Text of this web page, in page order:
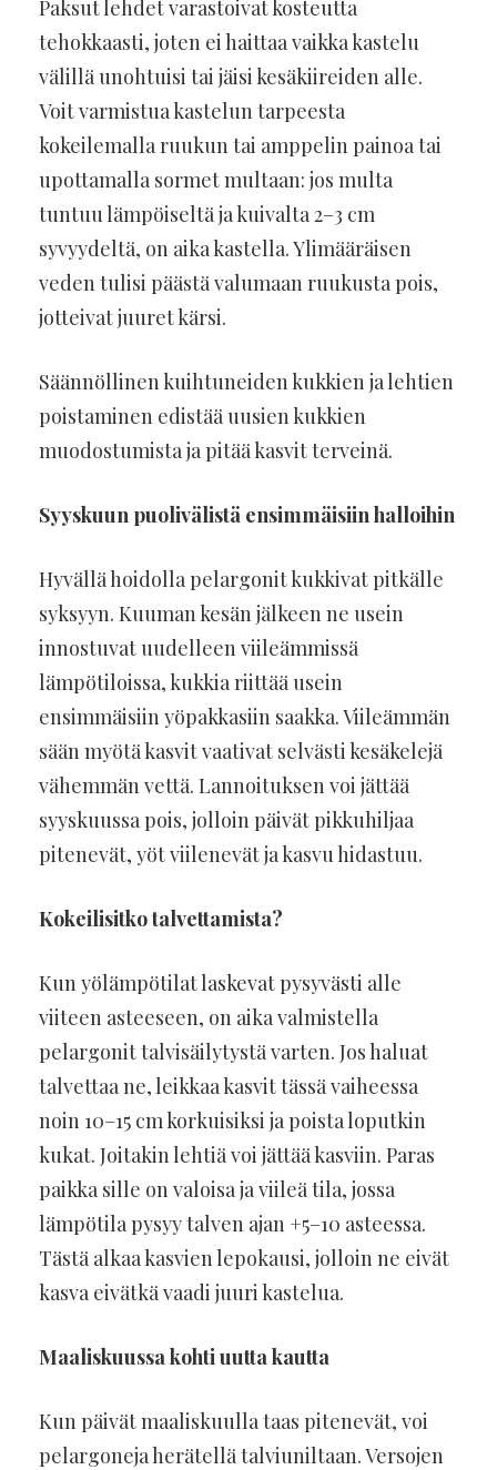
Paksut lehdet varastoivat kosteutta
tehokkaasti, joten ei haittaa vaikka kastelu
välillä unohtuisi tai jäisi kesäkiireiden alle.
Voit varmistua kastelun tarpeesta
kokeilemalla ruukun tai amppelin painoa tai
upottamalla sormet multaan: jos multa
tuntuu lämpöiseltä ja kuivalta 2–3 cm
syvyydeltä, on aika kastella. Ylimääräisen
veden tulisi päästä valumaan ruukusta pois,
jotteivat juuret kärsi.
Säännöllinen kuihtuneiden kukkien ja lehtien
poistaminen edistää uusien kukkien
muodostumista ja pitää kasvit terveinä.
Syyskuun puolivälistä ensimmäisiin halloihin
Hyvällä hoidolla pelargonit kukkivat pitkälle
syksyyn. Kuuman kesän jälkeen ne usein
innostuvat uudelleen viileämmissä
lämpötiloissa, kukkia riittää usein
ensimmäisiin yöpakkasiin saakka. Viileämmän
sään myötä kasvit vaativat selvästi kesäkelejä
vähemmän vettä. Lannoituksen voi jättää
syyskuussa pois, jolloin päivät pikkuhiljaa
pitenevät, yöt viilenevät ja kasvu hidastuu.
Kokeilisitko talvettamista?
Kun yölämpötilat laskevat pysyvästi alle
viiteen asteeseen, on aika valmistella
pelargonit talvisäilytystä varten. Jos haluat
talvettaa ne, leikkaa kasvit tässä vaiheessa
noin 10–15 cm korkuisiksi ja poista loputkin
kukat. Joitakin lehtiä voi jättää kasviin. Paras
paikka sille on valoisa ja viileä tila, jossa
lämpötila pysyy talven ajan +5–10 asteessa.
Tästä alkaa kasvien lepokausi, jolloin ne eivät
kasva eivätkä vaadi juuri kastelua.
Maaliskuussa kohti uutta kautta
Kun päivät maaliskuulla taas pitenevät, voi
pelargoneja herätellä talviuniltaan. Versojen